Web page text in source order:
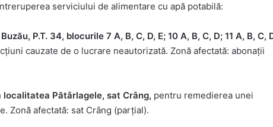
serviciului de alimentare cu apă potabilă:
Buzău, P.T. 34, blocurile 7 A, B, C, D, E; 10 A, B, C, D; 11 A, B, C,
cauzate de o lucrare neautorizată. Zonă afectată: abonații
localitatea Pătârlagele, sat Crâng, pentru remedierea unei
Zonă afectată: sat Crâng (parțial).